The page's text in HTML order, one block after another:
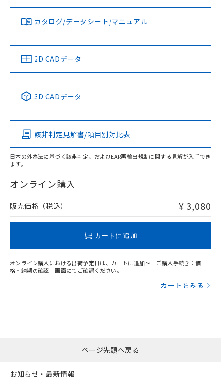
対応済み
中国 RoHS 注意事項・凡例
Pb Hg Cd Cr(VI)
O
在庫等で未対応品が混在する可能性があります。
問い合わせください。
LR型式承認
（イギリス
船舶規格）
DNV型式承認
（ノルウェー
BV型式承認
（フランス
KR型式
（韓国
No No No No
この製品の規格認証/適合状況ページへ
その他の認証はこちらのページからご検索ください
カタログ/データシート/マニュアル
2D CADデータ
3D CADデータ
該非判定見解書/項目別対比表
日本の外為法に基づく該非判定、およびEAR再輸出規制に関する見解が入手でき
ます。
オンライン購入
販売価格（税込） ¥ 3,080
カートに追加
オンライン購入における出荷予定日は、カートに追加～「ご購入手続き：価
格・納期の確認」画面にてご確認ください。
カートをみる
※当社の共同利用者とは、"個人情報
の共同利用に関して"
の「1.共同利
EU RoHS指令（10物質）の非含有証明書
51物質の非含有証明書（当社基準）
※本証明書は発行日時点で非含有を証明す
るもので、過去に遡って非含有を証明する
ものではありません。
また、RoHS指令のフタル酸エステル類４
既に当社にて対応品への在庫切替を完了
していることから、特段のことがない限
り、2022年1月12日より割愛しておりま
す。
ページ先頭へ戻る
お知らせ・最新情報